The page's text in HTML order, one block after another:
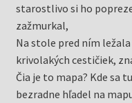
starostlivo si ho
zažmurkal,
Na stole pred ním
krivolakých cestičiek,
Čia je to mapa? Kde sa
bezradne hľadel na